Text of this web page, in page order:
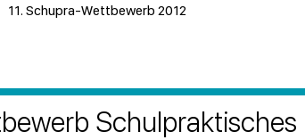
11. Schupra-Wettbewerb 2012
Schulpraktisches